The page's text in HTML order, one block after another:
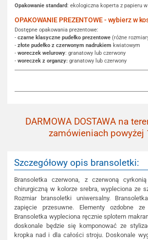
Opakowanie standard: ekologiczna koperta z papieru
OPAKOWANIE PREZENTOWE - wybierz w
Dostępne opakowania prezentowe:
- czarne klasyczne pudełko prezentowe (różne
- złote pudełko z czerwonym nadrukiem kwiatowym
- woreczek welurowy: granatowy lub czerwony
- woreczek z organzy: granatowy lub czerwony
DARMOWA DOSTAWA na
zamówieniach powyżej
Szczegółowy opis bransoletki:
Bransoletka czerwona, z czerwoną
chirurgiczną w kolorze srebra, wypleciona ze
Rozmiar bransoletki uniwersalny.
zapięcie przesuwne. Elementy ozdobne
Bransoletka wypleciona ręcznie splotem
doskonale będzie się komponować ze
kropka nad i dla całości stroju. Doskonale